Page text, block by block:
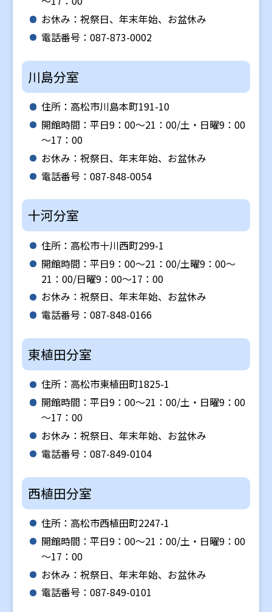
お休み：祝祭日、年末年始、お盆休み
電話番号：087-873-0002
川島分室
住所：高松市川島本町191-10
開館時間：平日9：00～21：00/土・日曜9：00
～17：00
お休み：祝祭日、年末年始、お盆休み
電話番号：087-848-0054
十河分室
住所：高松市十川西町299-1
開館時間：平日9：00～21：00/土曜9：00～
21：00/日曜9：00～17：00
お休み：祝祭日、年末年始、お盆休み
電話番号：087-848-0166
東植田分室
住所：高松市東植田町1825-1
開館時間：平日9：00～21：00/土・日曜9：00
～17：00
お休み：祝祭日、年末年始、お盆休み
電話番号：087-849-0104
西植田分室
住所：高松市西植田町2247-1
開館時間：平日9：00～21：00/土・日曜9：00
～17：00
お休み：祝祭日、年末年始、お盆休み
電話番号：087-849-0101